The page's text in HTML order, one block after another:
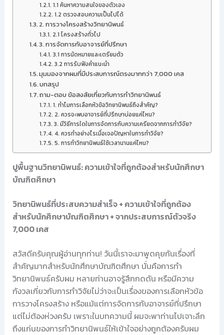
1.1 ค้นหาความสนใจของตัวเอง
1.2 ตรวจสอบความเป็นไปได้
2. การวางโครงสร้างวิทยานิพนธ์
2.1 โครงสร้างทั่วไป
3. การจัดการกับอาจารย์ที่ปรึกษา
3.1 การนัดหมายและเตรียมตัว
3.2 การรับฟังคำแนะนำ
มุมมองจากผมที่มีประสบการณ์ตรงมากกว่า 7,000 เคส
บทสรุป
ถาม-ตอบ ข้อสงสัยเกี่ยวกับการทำวิทยานิพนธ์
1. ทำไมการเลือกหัวข้อวิทยานิพนธ์ถึงสำคัญ?
2. ควรจะพบอาจารย์ที่ปรึกษาบ่อยแค่ไหน?
3. มีวิธีการใดในการจัดการกับความเครียดจากการทำวิจัย?
4. ควรทำอย่างไรเมื่อเจอปัญหาในการทำวิจัย?
5. การทำวิทยานิพนธ์ใช้เวลานานแค่ไหน?
ปูพื้นฐานวิทยานิพนธ์: ความเข้าใจที่ถูกต้องสำหรับนักศึกษา
บัณฑิตศึกษา
วิทยานิพนธ์ที่ประสบความสำเร็จ + ความเข้าใจที่ถูกต้อง
สำหรับนักศึกษาบัณฑิตศึกษา + จากประสบการณ์ตัวจริง
7,000 เคส
สวัสดีครับคุณผู้อ่านทุกท่าน! วันนี้เราจะมาพูดคุยกันเรื่องที่
สำคัญมากสำหรับนักศึกษาบัณฑิตศึกษา นั่นคือการทำ
วิทยานิพนธ์ครับผม หลายท่านอาจรู้สึกกดดัน หรือมีความ
กังวลเกี่ยวกับการทำวิจัยไม่ว่าจะเป็นเรื่องของการเลือกหัวข้อ
การวางโครงสร้าง หรือแม้แต่การจัดการกับอาจารย์ที่ปรึกษา
แต่ไม่ต้องห่วงครับ เพราะในบทความนี้ ผมจะพาท่านไปเจาะลึก
ถึงแก่นของการทำวิทยานิพนธ์ให้เข้าใจอย่างถูกต้องครับผม